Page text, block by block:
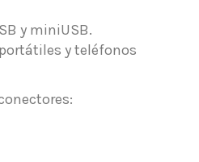
y miniUSB.
y teléfonos